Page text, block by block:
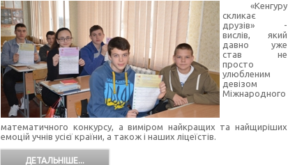
«Кенгуру
скликає
друзів» -
вислів, який
давно уже
став не
просто
улюбленим
девізом
Міжнародного
математичного конкурсу, а виміром найкращих та найщиріших
емоцій учнів усієї країни, а також і наших ліцеїстів.
ДЕТАЛЬНІШЕ...